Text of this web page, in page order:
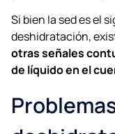
Si bien la sed es el
deshidratación,
otras señales
de líquido en el